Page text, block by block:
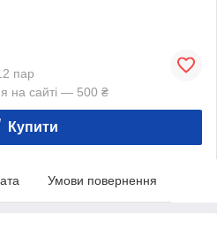
пар
на сайті — 500 ₴
Купити
Умови повернення